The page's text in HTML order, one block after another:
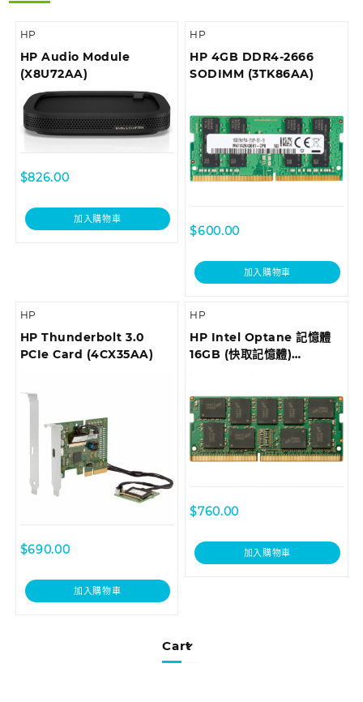
Cart
HP
HP Audio Module
(X8U72AA)
$826.00
加入購物車
HP
HP 4GB DDR4-2666
SODIMM (3TK86AA)
$600.00
加入購物車
HP
HP Thunderbolt 3.0
PCIe Card (4CX35AA)
$690.00
加入購物車
HP
HP Intel Optane 記憶體
16GB (快取記憶體)
$760.00
加入購物車